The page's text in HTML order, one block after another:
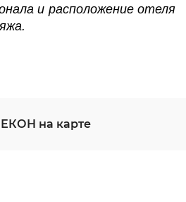
и расположение отеля
на карте